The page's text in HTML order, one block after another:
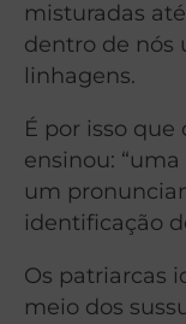
misturadas
dentro de nós
linhagens.
É por isso
ensinou:
um
identificação
Os patriarcas
meio dos